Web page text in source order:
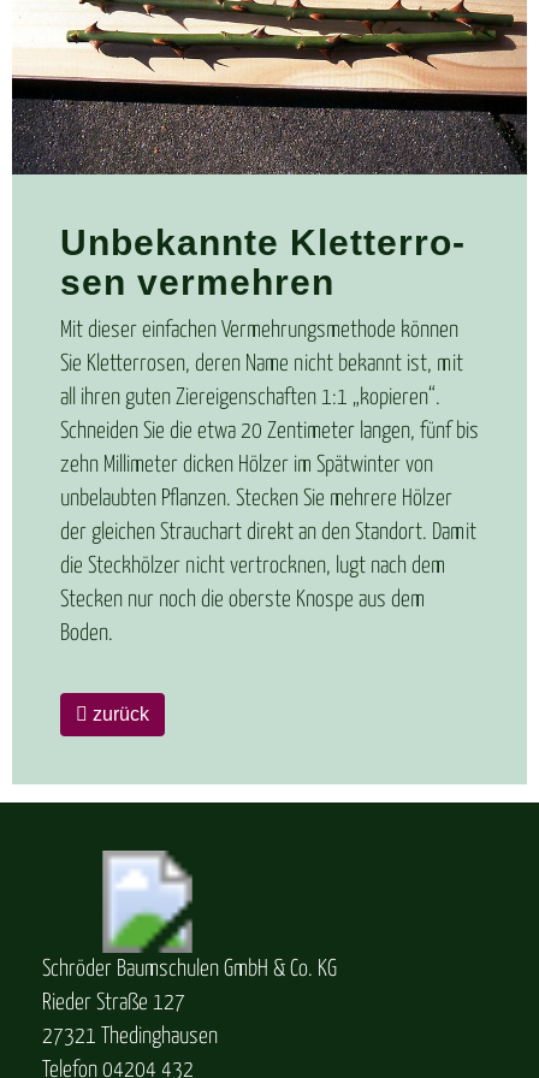
Un­be­kann­te Klet­ter­ro­
sen ver­meh­ren
Mit dieser einfachen Vermehrungsmethode können
Sie Kletterrosen, deren Name nicht bekannt ist, mit
all ihren guten Ziereigenschaften 1:1 „kopieren“.
Schneiden Sie die etwa 20 Zentimeter langen, fünf bis
zehn Millimeter dicken Hölzer im Spätwinter von
unbelaubten Pflanzen. Stecken Sie mehrere Hölzer
der gleichen Strauchart direkt an den Standort. Damit
die Steckhölzer nicht vertrocknen, lugt nach dem
Stecken nur noch die oberste Knospe aus dem
Boden.
zurück
Schröder Baumschulen GmbH & Co. KG
Rieder Straße 127
27321 Thedinghausen
Telefon 04204 432